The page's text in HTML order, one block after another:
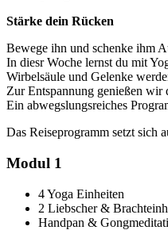
Stärke dein Rücken
Bewege ihn und schenke ihm
In diesr Woche lernst du mit
Wirbelsäule und Gelenke
Zur Entspannung genießen
Ein abwegslungsreiches
Das Reiseprogramm setzt sich
Modul 1
4 Yoga Einheiten
2 Liebscher &
Handpan &